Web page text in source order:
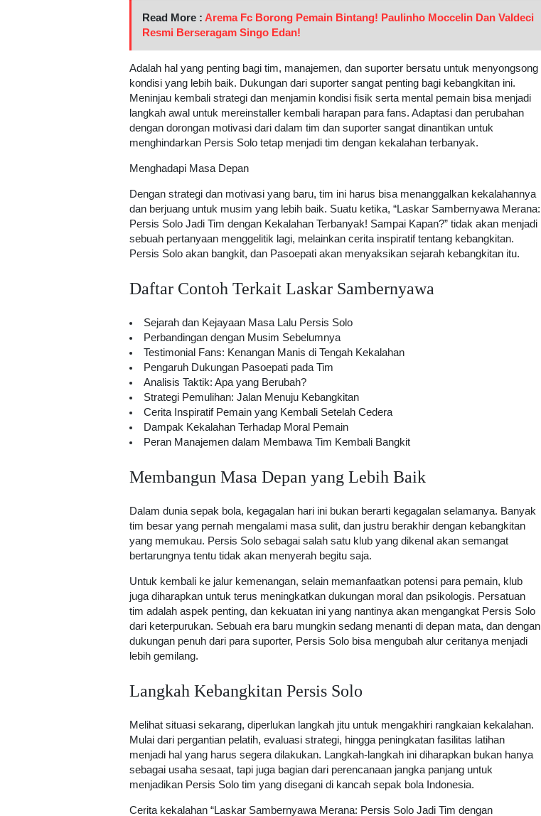
Read More : Arema Fc Borong Pemain Bintang! Paulinho Moccelin Dan Valdeci
Resmi Berseragam Singo Edan!
Adalah hal yang penting bagi tim, manajemen, dan suporter bersatu untuk menyongsong
kondisi yang lebih baik. Dukungan dari suporter sangat penting bagi kebangkitan ini.
Meninjau kembali strategi dan menjamin kondisi fisik serta mental pemain bisa menjadi
langkah awal untuk mereinstaller kembali harapan para fans. Adaptasi dan perubahan
dengan dorongan motivasi dari dalam tim dan suporter sangat dinantikan untuk
menghindarkan Persis Solo tetap menjadi tim dengan kekalahan terbanyak.
Menghadapi Masa Depan
Dengan strategi dan motivasi yang baru, tim ini harus bisa menanggalkan kekalahannya
dan berjuang untuk musim yang lebih baik. Suatu ketika, “Laskar Sambernyawa Merana:
Persis Solo Jadi Tim dengan Kekalahan Terbanyak! Sampai Kapan?” tidak akan menjadi
sebuah pertanyaan menggelitik lagi, melainkan cerita inspiratif tentang kebangkitan.
Persis Solo akan bangkit, dan Pasoepati akan menyaksikan sejarah kebangkitan itu.
Daftar Contoh Terkait Laskar Sambernyawa
Sejarah dan Kejayaan Masa Lalu Persis Solo
Perbandingan dengan Musim Sebelumnya
Testimonial Fans: Kenangan Manis di Tengah Kekalahan
Pengaruh Dukungan Pasoepati pada Tim
Analisis Taktik: Apa yang Berubah?
Strategi Pemulihan: Jalan Menuju Kebangkitan
Cerita Inspiratif Pemain yang Kembali Setelah Cedera
Dampak Kekalahan Terhadap Moral Pemain
Peran Manajemen dalam Membawa Tim Kembali Bangkit
Membangun Masa Depan yang Lebih Baik
Dalam dunia sepak bola, kegagalan hari ini bukan berarti kegagalan selamanya. Banyak
tim besar yang pernah mengalami masa sulit, dan justru berakhir dengan kebangkitan
yang memukau. Persis Solo sebagai salah satu klub yang dikenal akan semangat
bertarungnya tentu tidak akan menyerah begitu saja.
Untuk kembali ke jalur kemenangan, selain memanfaatkan potensi para pemain, klub
juga diharapkan untuk terus meningkatkan dukungan moral dan psikologis. Persatuan
tim adalah aspek penting, dan kekuatan ini yang nantinya akan mengangkat Persis Solo
dari keterpurukan. Sebuah era baru mungkin sedang menanti di depan mata, dan dengan
dukungan penuh dari para suporter, Persis Solo bisa mengubah alur ceritanya menjadi
lebih gemilang.
Langkah Kebangkitan Persis Solo
Melihat situasi sekarang, diperlukan langkah jitu untuk mengakhiri rangkaian kekalahan.
Mulai dari pergantian pelatih, evaluasi strategi, hingga peningkatan fasilitas latihan
menjadi hal yang harus segera dilakukan. Langkah-langkah ini diharapkan bukan hanya
sebagai usaha sesaat, tapi juga bagian dari perencanaan jangka panjang untuk
menjadikan Persis Solo tim yang disegani di kancah sepak bola Indonesia.
Cerita kekalahan “Laskar Sambernyawa Merana: Persis Solo Jadi Tim dengan